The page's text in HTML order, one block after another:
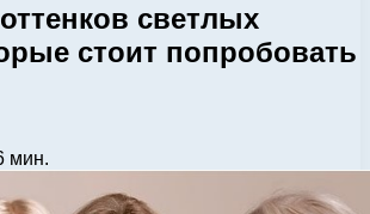
светлых
стоит попробовать
мин.